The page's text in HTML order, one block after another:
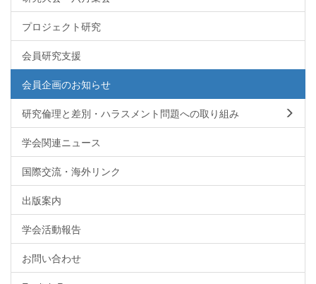
プロジェクト研究
会員研究支援
会員企画のお知らせ
研究倫理と差別・ハラスメント問題への取り組み
学会関連ニュース
国際交流・海外リンク
出版案内
学会活動報告
お問い合わせ